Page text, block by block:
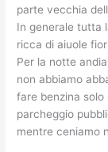
parte vecchia
In generale tutta
ricca di aiuole
Per la notte
non abbiamo
fare benzina solo
parcheggio
mentre ceniamo